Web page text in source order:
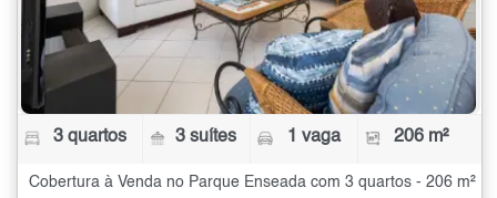
3 quartos 3 suítes 1 vaga 206 m²
Cobertura à Venda no Parque Enseada com 3 quartos - 206 m²